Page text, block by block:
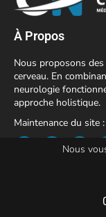
À Propos
Nous proposons
cerveau. En
neurologie
approche holistique.
Maintenance du site :
Nous